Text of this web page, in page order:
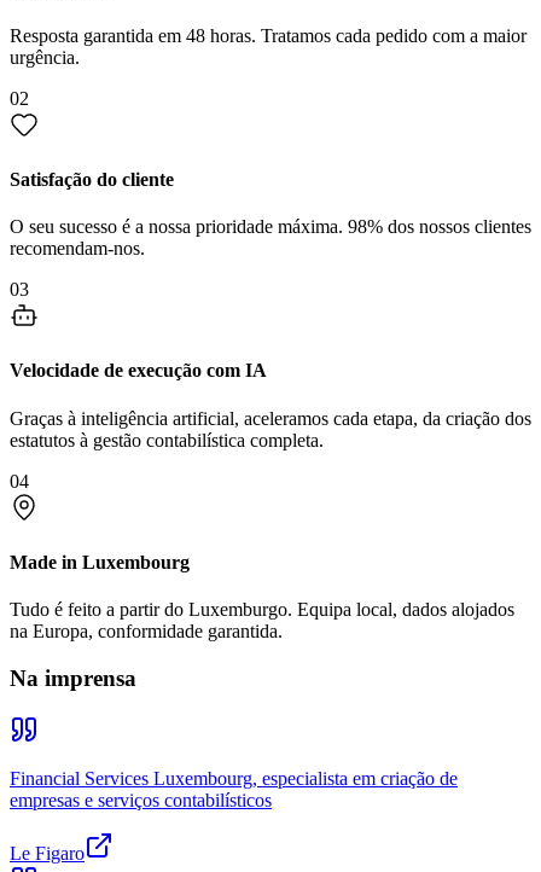
Resposta garantida em 48 horas. Tratamos cada pedido com a maior
urgência.
02
Satisfação do cliente
O seu sucesso é a nossa prioridade máxima. 98% dos nossos clientes
recomendam-nos.
03
Velocidade de execução com IA
Graças à inteligência artificial, aceleramos cada etapa, da criação dos
estatutos à gestão contabilística completa.
04
Made in Luxembourg
Tudo é feito a partir do Luxemburgo. Equipa local, dados alojados
na Europa, conformidade garantida.
Na imprensa
Financial Services Luxembourg, especialista em criação de
empresas e serviços contabilísticos
Le Figaro